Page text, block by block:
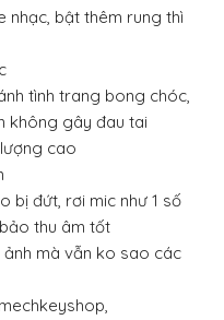
nhạc, bật thêm rung thì
tình trang bong chóc,
không gây đau tai
cao
bị đứt, rơi mic như 1 số
thu âm tốt
ảnh mà vẫn ko sao các